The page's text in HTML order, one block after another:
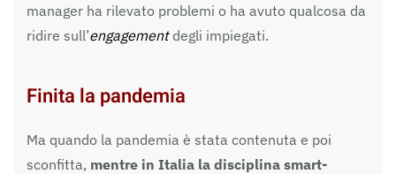
manager ha rilevato problemi o ha avuto qualcosa da
ridire sull’engagementdegli impiegati.
Finita la pandemia
Ma quando la pandemia è stata contenuta e poi
sconfitta, mentre in Italia la disciplina smart-